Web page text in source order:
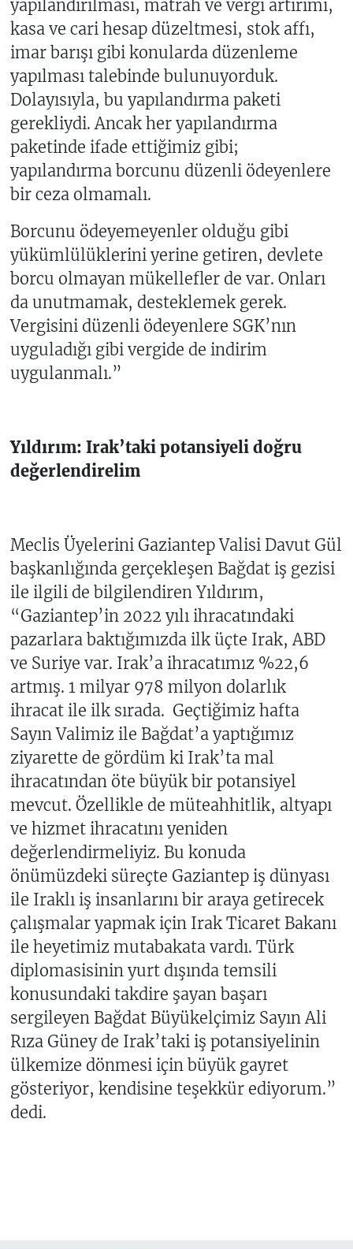
yapılandırılması, matrah ve vergi artırımı,
kasa ve cari hesap düzeltmesi, stok affı,
imar barışı gibi konularda düzenleme
yapılması talebinde bulunuyorduk.
Dolayısıyla, bu yapılandırma paketi
gerekliydi. Ancak her yapılandırma
paketinde ifade ettiğimiz gibi;
yapılandırma borcunu düzenli ödeyenlere
bir ceza olmamalı.
Borcunu ödeyemeyenler olduğu gibi
yükümlülüklerini yerine getiren, devlete
borcu olmayan mükellefler de var. Onları
da unutmamak, desteklemek gerek.
Vergisini düzenli ödeyenlere SGK’nın
uyguladığı gibi vergide de indirim
uygulanmalı.”
Yıldırım: Irak’taki potansiyeli doğru
değerlendirelim
Meclis Üyelerini Gaziantep Valisi Davut Gül
başkanlığında gerçekleşen Bağdat iş gezisi
ile ilgili de bilgilendiren Yıldırım,
“Gaziantep’in 2022 yılı ihracatındaki
pazarlara baktığımızda ilk üçte Irak, ABD
ve Suriye var. Irak’a ihracatımız %22,6
artmış. 1 milyar 978 milyon dolarlık
ihracat ile ilk sırada. Geçtiğimiz hafta
Sayın Valimiz ile Bağdat’a yaptığımız
ziyarette de gördüm ki Irak’ta mal
ihracatından öte büyük bir potansiyel
mevcut. Özellikle de müteahhitlik, altyapı
ve hizmet ihracatını yeniden
değerlendirmeliyiz. Bu konuda
önümüzdeki süreçte Gaziantep iş dünyası
ile Iraklı iş insanlarını bir araya getirecek
çalışmalar yapmak için Irak Ticaret Bakanı
ile heyetimiz mutabakata vardı. Türk
diplomasisinin yurt dışında temsili
konusundaki takdire şayan başarı
sergileyen Bağdat Büyükelçimiz Sayın Ali
Rıza Güney de Irak’taki iş potansiyelinin
ülkemize dönmesi için büyük gayret
gösteriyor, kendisine teşekkür ediyorum.”
dedi.